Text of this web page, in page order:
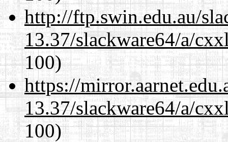
http://ftp.swin.edu.au/
13.37/slackware64/a/
100)
https://
13.37/slackware64/a/
100)